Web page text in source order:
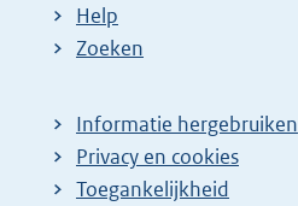
Help
Zoeken
Informatie hergebruiken
Privacy en cookies
Toegankelijkheid